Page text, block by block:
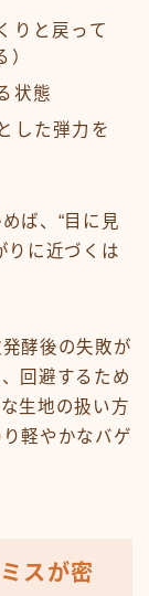
りと戻って
状態
した弾力を
ば、“目に見
りに近づくは
酵後の失敗が
回避するため
生地の扱い方
軽やかなバゲ
スが密